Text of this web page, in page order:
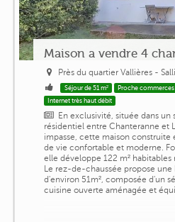
Maison a vendre 4
Près du quartier Vallières -
Séjour de 51 m² Proche commerces
Internet très haut débit
En exclusivité, située dans
résidentiel entre Chanteranne et
impasse, cette maison construite
de vie confortable et moderne.
elle développe 122 m² habitables
Le rez-de-chaussée propose
d'environ 51m², composée d'un
cuisine ouverte aménagée et